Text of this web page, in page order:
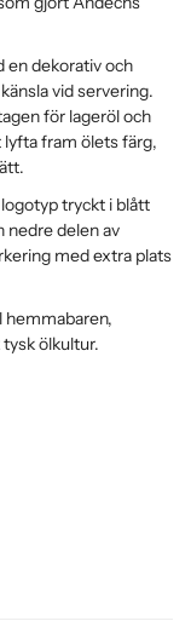
en dekorativ och
vid servering.
för lageröl och
lyfta fram ölets färg,
tryckt i blått
nedre delen av
med extra plats
hemmabaren,
ölkultur.